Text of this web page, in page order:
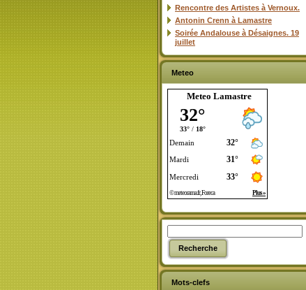
Rencontre des Artistes à Vernoux.
Antonin Crenn à Lamastre
Soirée Andalouse à Désaignes. 19
juillet
Meteo
Meteo Lamastre
Mots-clefs